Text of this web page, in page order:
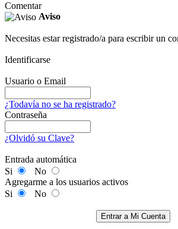
Comentar
Aviso
Necesitas estar registrado/a para escribir un
Identificarse
Usuario o Email
¿Todavía no se ha registrado?
Contraseña
¿Olvidó su Clave?
Entrada automática
Si
No
Agregarme a los usuarios activos
Si
No
Entrar a Mi Cuenta